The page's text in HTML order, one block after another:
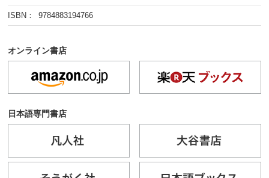
ISBN： 9784883194766
オンライン書店
日本語専門書店